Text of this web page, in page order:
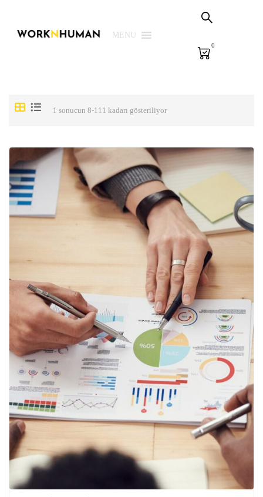
PSG Çözümleri
Kütüphane
Giriş Yap | Kaydol
EN
MENU
0
1 sonucun 8-111 kadarı gösteriliyor